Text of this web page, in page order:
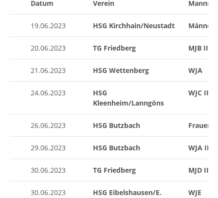
Datum Verein
19.06.2023 HSG Kirchhain/Neustadt Männer
20.06.2023 TG Friedberg MJB II
21.06.2023 HSG Wettenberg WJA
24.06.2023
HSG
Kleenheim/Lanngöns
WJC II
26.06.2023 HSG Butzbach Frauen
29.06.2023 HSG Butzbach WJA II
30.06.2023 TG Friedberg MJD II
30.06.2023 HSG Eibelshausen/E. WJE